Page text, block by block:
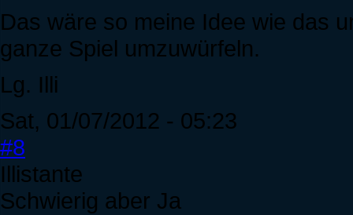
Das wäre so meine Idee wie das
ganze Spiel umzuwürfeln.
Lg. Illi
Sat, 01/07/2012 - 05:23
#8
Illistante
Schwierig aber Ja